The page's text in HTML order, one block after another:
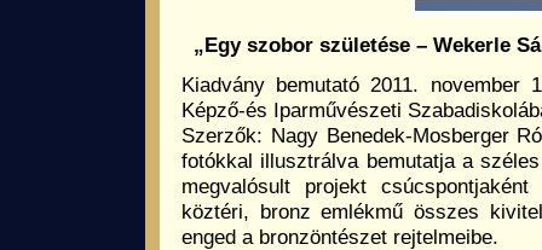
„Egy szobor születése – Wekerle
Kiadvány bemutató 2011.
Képző-és Iparművészeti
Szerzők: Nagy Benedek-Mosberger
fotókkal illusztrálva bemutatja a
megvalósult projekt csúcspontjaként
köztéri, bronz emlékmű összes
enged a bronzöntészet rejtelmeibe.